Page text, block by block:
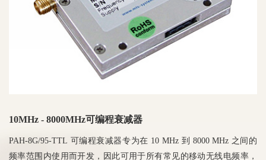
10MHz - 8000MHz可编程衰减器
PAH-8G/95-TTL 可编程衰减器专为在 10 MHz 到 8000 MHz 之间的
频率范围内使用而开发，因此可用于所有常见的移动无线电频率，